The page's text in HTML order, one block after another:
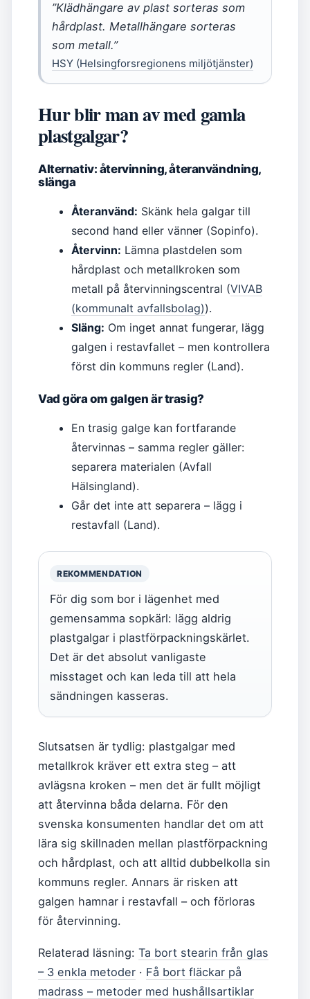
”Klädhängare av plast sorteras som
hårdplast. Metallhängare sorteras
som metall.”
HSY (Helsingforsregionens miljötjänster)
Hur blir man av med gamla
plastgalgar?
Alternativ: återvinning, återanvändning,
slänga
Återanvänd: Skänk hela galgar till
second hand eller vänner (Sopinfo).
Återvinn: Lämna plastdelen som
hårdplast och metallkroken som
metall på återvinningscentral (VIVAB
(kommunalt avfallsbolag)).
Släng: Om inget annat fungerar, lägg
galgen i restavfallet – men kontrollera
först din kommuns regler (Land).
Vad göra om galgen är trasig?
En trasig galge kan fortfarande
återvinnas – samma regler gäller:
separera materialen (Avfall
Hälsingland).
Går det inte att separera – lägg i
restavfall (Land).
REKOMMENDATION
För dig som bor i lägenhet med
gemensamma sopkärl: lägg aldrig
plastgalgar i plastförpackningskärlet.
Det är det absolut vanligaste
misstaget och kan leda till att hela
sändningen kasseras.
Slutsatsen är tydlig: plastgalgar med
metallkrok kräver ett extra steg – att
avlägsna kroken – men det är fullt möjligt
att återvinna båda delarna. För den
svenska konsumenten handlar det om att
lära sig skillnaden mellan plastförpackning
och hårdplast, och att alltid dubbelkolla sin
kommuns regler. Annars är risken att
galgen hamnar i restavfall – och förloras
för återvinning.
Relaterad läsning: Ta bort stearin från glas
– 3 enkla metoder · Få bort fläckar på
madrass – metoder med hushållsartiklar